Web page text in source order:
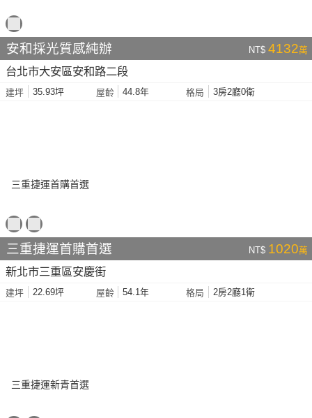
安和採光質感純辦 NT$ 4132萬
台北市大安區安和路二段
建坪 35.93坪 屋齡 44.8年 格局 3房2廳0衛
三重捷運首購首選 NT$ 1020萬
新北市三重區安慶街
建坪 22.69坪 屋齡 54.1年 格局 2房2廳1衛